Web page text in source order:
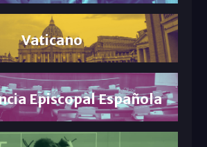
Vaticano
Episcopal Española